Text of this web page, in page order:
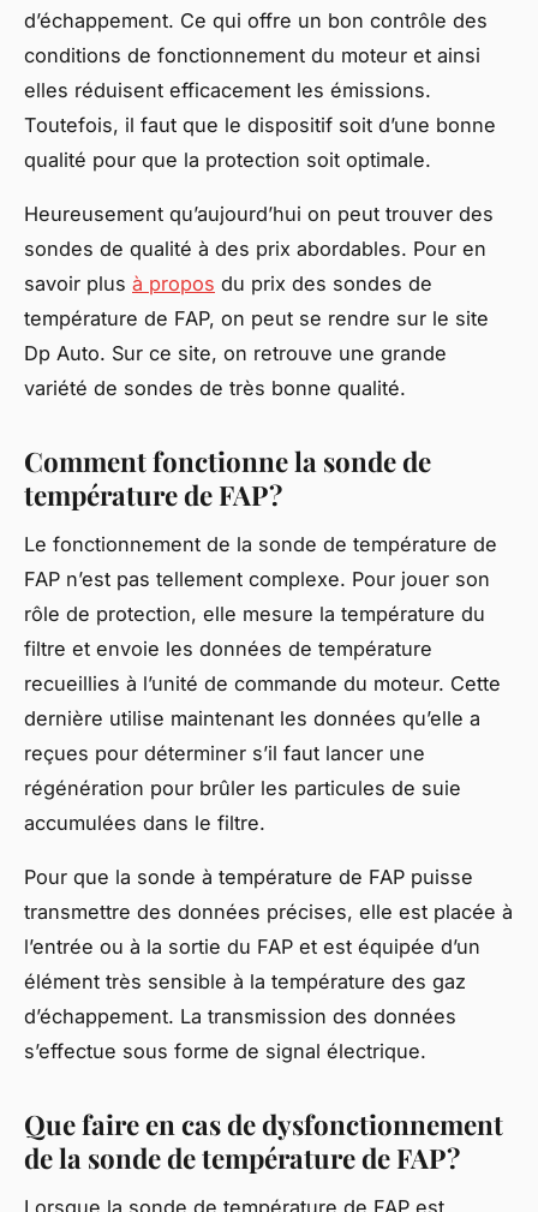
d’échappement. Ce qui offre un bon contrôle des
conditions de fonctionnement du moteur et ainsi
elles réduisent efficacement les émissions.
Toutefois, il faut que le dispositif soit d’une bonne
qualité pour que la protection soit optimale.
Heureusement qu’aujourd’hui on peut trouver des
sondes de qualité à des prix abordables. Pour en
savoir plus à propos du prix des sondes de
température de FAP, on peut se rendre sur le site
Dp Auto. Sur ce site, on retrouve une grande
variété de sondes de très bonne qualité.
Comment fonctionne la sonde de
température de FAP ?
Le fonctionnement de la sonde de température de
FAP n’est pas tellement complexe. Pour jouer son
rôle de protection, elle mesure la température du
filtre et envoie les données de température
recueillies à l’unité de commande du moteur. Cette
dernière utilise maintenant les données qu’elle a
reçues pour déterminer s’il faut lancer une
régénération pour brûler les particules de suie
accumulées dans le filtre.
Pour que la sonde à température de FAP puisse
transmettre des données précises, elle est placée à
l’entrée ou à la sortie du FAP et est équipée d’un
élément très sensible à la température des gaz
d’échappement. La transmission des données
s’effectue sous forme de signal électrique.
Que faire en cas de dysfonctionnement
de la sonde de température de FAP ?
Lorsque la sonde de température de FAP est